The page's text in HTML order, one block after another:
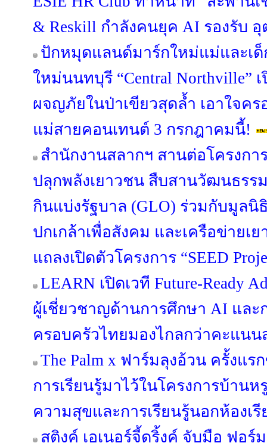
& Reskill กำลังคนยุค AI รองรับ
ปักหมุดแลนด์มาร์กใหม่แม่และเด็
ใหม่นนทบุรี “Central Northville”
ผจญภัยในป่าเขียวสุดล้ำ เอาใจค
แม่สายคอนเทนต์ 3 กรกฎาคมนี้!
สำนักงานสลากฯ สานต่อโครงการ
ปลุกพลังเยาวชน สืบสานวัฒนธรร
กินแบ่งรัฐบาล (GLO) ร่วมกับมูล
ปกเกล้าเพื่อสังคม และเครือข่ายเย
แถลงเปิดตัวโครงการ “SEED
LEARN เปิดเวที Future-Ready
ผู้เชี่ยวชาญด้านการศึกษา AI แล
ครอบครัวไทยมองไกลกว่าคะแนน
The Palm x ฟาร์มลุงอ้วน ครั้งแ
การเรียนรู้มาไว้ในโครงการบ้านห
ความสุขและการเรียนรู้นอกห้องเรี
สติงค์ เอเนอร์จี้ดริ้งค์ จับมือ ฟอร์